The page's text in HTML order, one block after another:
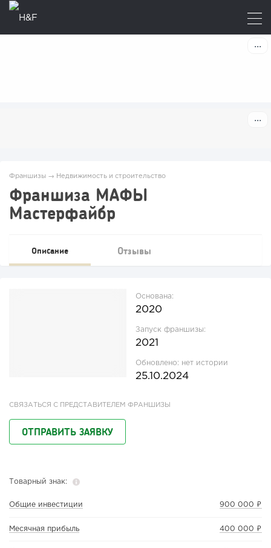
Франшизы → Недвижимость и строительство
Франшиза МАФЫ
Мастерфайбр
Описание Отзывы
Основана:
2020
Запуск франшизы:
2021
Обновлено: нет истории
25.10.2024
СВЯЗАТЬСЯ С ПРЕДСТАВИТЕЛЕМ ФРАНШИЗЫ
ОТПРАВИТЬ ЗАЯВКУ
Товарный знак:
Общие инвестиции 900 000 ₽
Месячная прибыль 400 000 ₽